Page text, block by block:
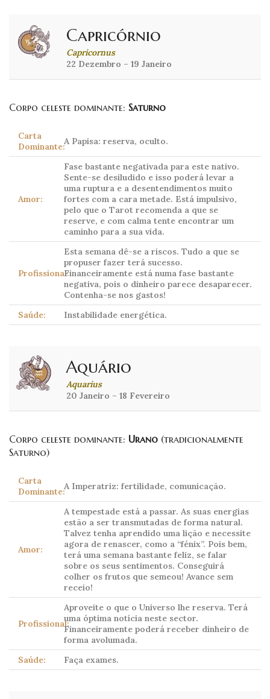
Capricórnio
Capricornus
22 Dezembro – 19 Janeiro
Corpo celeste dominante: Saturno
Carta
Dominante:A Papisa: reserva, oculto.
Amor:
Fase bastante negativada para este nativo.
Sente-se desiludido e isso poderá levar a
uma ruptura e a desentendimentos muito
fortes com a cara metade. Está impulsivo,
pelo que o Tarot recomenda a que se
reserve, e com calma tente encontrar um
caminho para a sua vida.
Profissional:
Esta semana dê-se a riscos. Tudo a que se
propuser fazer terá sucesso.
Financeiramente está numa fase bastante
negativa, pois o dinheiro parece desaparecer.
Contenha-se nos gastos!
Saúde:
Instabilidade energética.
Aquário
Aquarius
20 Janeiro – 18 Fevereiro
Corpo celeste dominante: Urano (tradicionalmente
Saturno)
Carta
Dominante:A Imperatriz: fertilidade, comunicação.
Amor:
A tempestade está a passar. As suas energias
estão a ser transmutadas de forma natural.
Talvez tenha aprendido uma lição e necessite
agora de renascer, como a “fénix”. Pois bem,
terá uma semana bastante feliz, se falar
sobre os seus sentimentos. Conseguirá
colher os frutos que semeou! Avance sem
receio!
Profissional:
Aproveite o que o Universo lhe reserva. Terá
uma óptima notícia neste sector.
Financeiramente poderá receber dinheiro de
forma avolumada.
Saúde:
Faça exames.